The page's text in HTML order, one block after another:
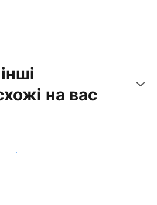
на вас
схожих на вас